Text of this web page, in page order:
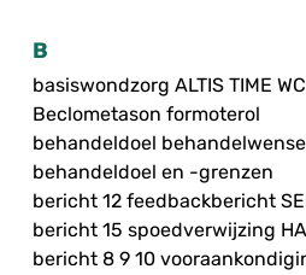
B
basiswondzorg ALTIS TIME
Beclometason formoterol
behandeldoel
behandeldoel en -grenzen
bericht 12 feedbackbericht
bericht 15 spoedverwijzing
bericht 8 9 10